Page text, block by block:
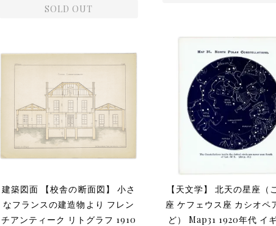
SOLD OUT
建築図面 【校舎の断面図】 小さ
なフランスの建造物より フレン
チアンティーク リトグラフ 1910
【天文学】 北天の星座（
座 ケフェウス座 カシオペ
ど） Map31 1920年代 イ